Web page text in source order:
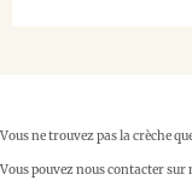
Vous ne trouvez pas la crèche
Vous pouvez nous contacter sur